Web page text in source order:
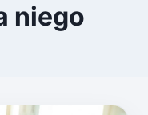
niego